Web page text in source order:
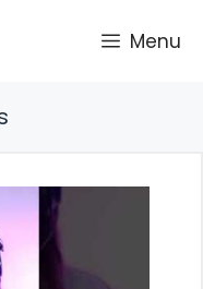
Menu